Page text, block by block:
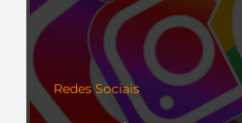
Redes Sociais